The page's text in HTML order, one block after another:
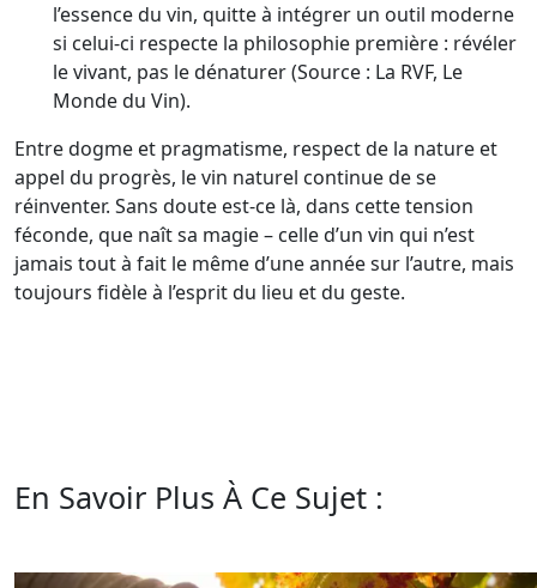
l’essence du vin, quitte à intégrer un outil moderne
si celui-ci respecte la philosophie première : révéler
le vivant, pas le dénaturer (Source : La RVF, Le
Monde du Vin).
Entre dogme et pragmatisme, respect de la nature et
appel du progrès, le vin naturel continue de se
réinventer. Sans doute est-ce là, dans cette tension
féconde, que naît sa magie – celle d’un vin qui n’est
jamais tout à fait le même d’une année sur l’autre, mais
toujours fidèle à l’esprit du lieu et du geste.
En Savoir Plus À Ce Sujet :